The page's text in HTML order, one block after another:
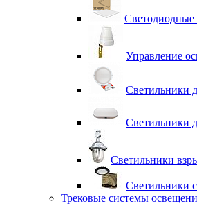
Светодиодные
Управление
Светильники
Светильники
Светильники
Светильники
Трековые системы